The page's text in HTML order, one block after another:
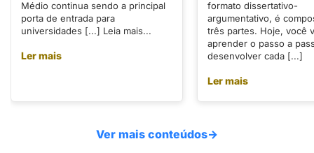
Médio continua sendo a principal
porta de entrada para
universidades [...] Leia mais...
Ler mais
formato dissertativo-
argumentativo, é
três partes. Hoje, você
aprender o passo a
desenvolver cada [...]
Ler mais
Ver mais conteúdos→